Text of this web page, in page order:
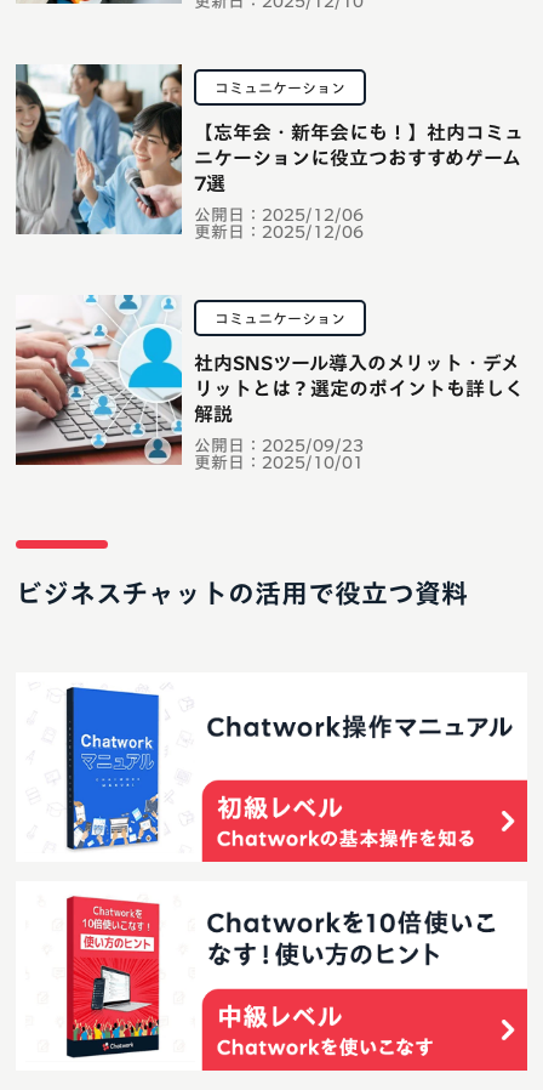
コミュニケーション
公開日： 2025/12/06
更新日： 2025/12/06
【忘年会・新年会にも！】社内コミュ
ニケーションに役立つおすすめゲーム
7選
コミュニケーション
公開日： 2025/09/23
更新日： 2025/10/01
社内SNSツール導入のメリット・デメ
リットとは？選定のポイントも詳しく
解説
ビジネスチャットの活用で役立つ資料